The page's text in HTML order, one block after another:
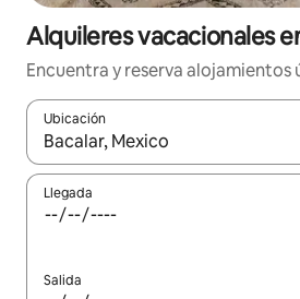
Alquileres vacacionales
Encuentra y reserva alojamientos
Ubicación
Cuando los resultados estén
Llegada
Salida